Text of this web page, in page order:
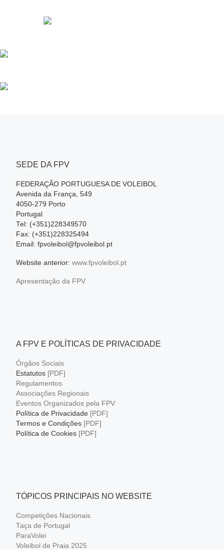
SEDE DA FPV
FEDERAÇÃO PORTUGUESA DE VOLEIBOL
Avenida da França, 549
4050-279 Porto
Portugal
Tel: (+351)228349570
Fax: (+351)228325494
Email: fpvoleibol@fpvoleibol.pt
Website anterior: www.fpvoleibol.pt
Apresentação da FPV
A FPV E POLÍTICAS DE PRIVACIDADE
Órgãos Sociais
Estatutos [PDF]
Regulamentos
Associações Regionais
Eventos Organizados pela FPV
Política de Privacidade [PDF]
Termos e Condições [PDF]
Política de Cookies [PDF]
TÓPICOS PRINCIPAIS NO WEBSITE
Competições Nacionais
Taça de Portugal
ParaVolei
Voleibol de Praia 2025